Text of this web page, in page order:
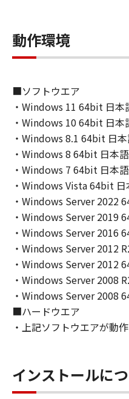
ノンまたはキヤノン
示を変更し、除去し
４．所有権
「本ソフトウェア」
は、その内容によりキ
ライセンサーに帰属し
５．輸出
お客様は、日本国政
より必要な許可等を
トウェア」の全部ま
接に輸出してはなり
６．サポートおよび
キヤノン、キヤノンの
らの販売代理店およ
のライセンサーは、
ェア」の使用を支援
トウェア」に対して
７．保証の否認・免責
動作環境
■ソフトウエア
・Windows 11 64bit 日本
・Windows 10 64bit 日本
・Windows 8.1 64bit 日
・Windows 8 64bit 日本
・Windows 7 64bit 日本
・Windows Vista 64bit 日
・Windows Server 2022
・Windows Server 2019
・Windows Server 2016
・Windows Server 2012
・Windows Server 2012
・Windows Server 2008
・Windows Server 2008
■ハードウエア
・上記ソフトウエアが動
インストールに